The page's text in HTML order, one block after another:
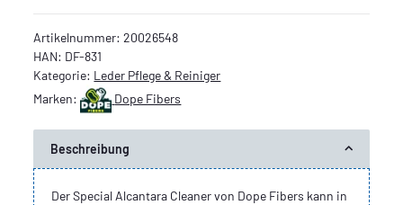
Artikelnummer:20026548
HAN: DF-831
Kategorie: Leder Pflege & Reiniger
Marken:
Dope Fibers
Beschreibung
Der Special Alcantara Cleaner von Dope Fibers kann in